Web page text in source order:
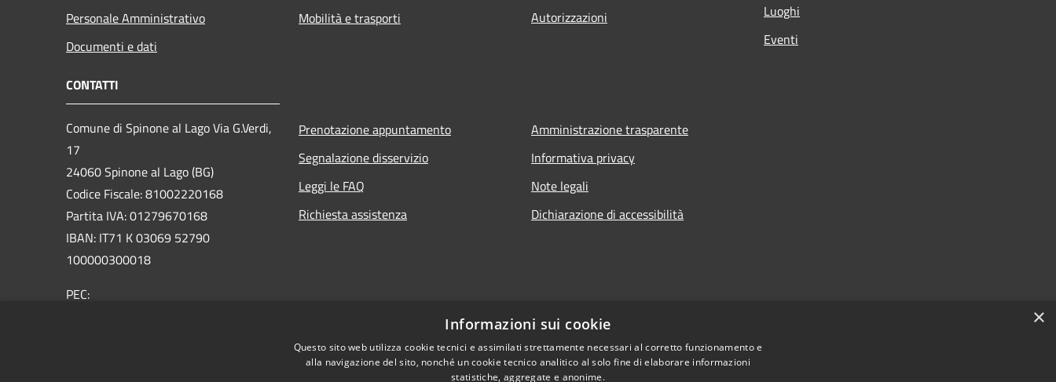
Personale Amministrativo
Documenti e dati
Mobilità e trasporti
Autorizzazioni
Luoghi
Eventi
CONTATTI
Comune di Spinone al Lago Via G.Verdi,
17
24060 Spinone al Lago (BG)
Codice Fiscale: 81002220168
Partita IVA: 01279670168
IBAN: IT71 K 03069 52790
100000300018
PEC:
Prenotazione appuntamento
Segnalazione disservizio
Leggi le FAQ
Richiesta assistenza
Amministrazione trasparente
Informativa privacy
Note legali
Dichiarazione di accessibilità
×
Informazioni sui cookie
Questo sito web utilizza cookie tecnici e assimilati strettamente necessari al corretto funzionamento e
alla navigazione del sito, nonché un cookie tecnico analitico al solo fine di elaborare informazioni
statistiche, aggregate e anonime.